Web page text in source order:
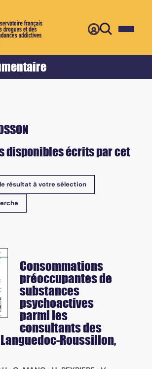
disponibles écrits par cet
résultat à votre sélection
Consommations
préoccupantes de
substances
psychoactives
parmi les
consultants des
Languedoc-Roussillon,